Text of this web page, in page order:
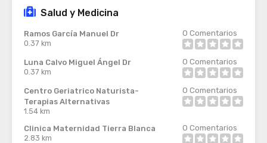
Salud y Medicina
Ramos García Manuel Dr
0.37 km
0 Comentarios
Luna Calvo Miguel Ángel Dr
0.37 km
0 Comentarios
Centro Geriatrico Naturista-
Terapias Alternativas
1.54 km
0 Comentarios
Clinica Maternidad Tierra Blanca
2.83 km
0 Comentarios